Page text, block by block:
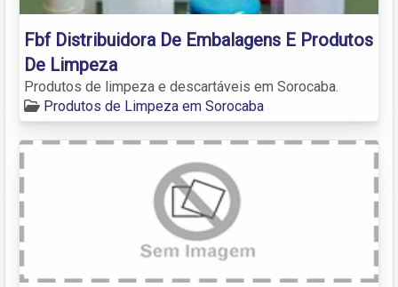
Fbf Distribuidora De Embalagens E Produtos
De Limpeza
Produtos de limpeza e descartáveis em Sorocaba.
Produtos de Limpeza em Sorocaba